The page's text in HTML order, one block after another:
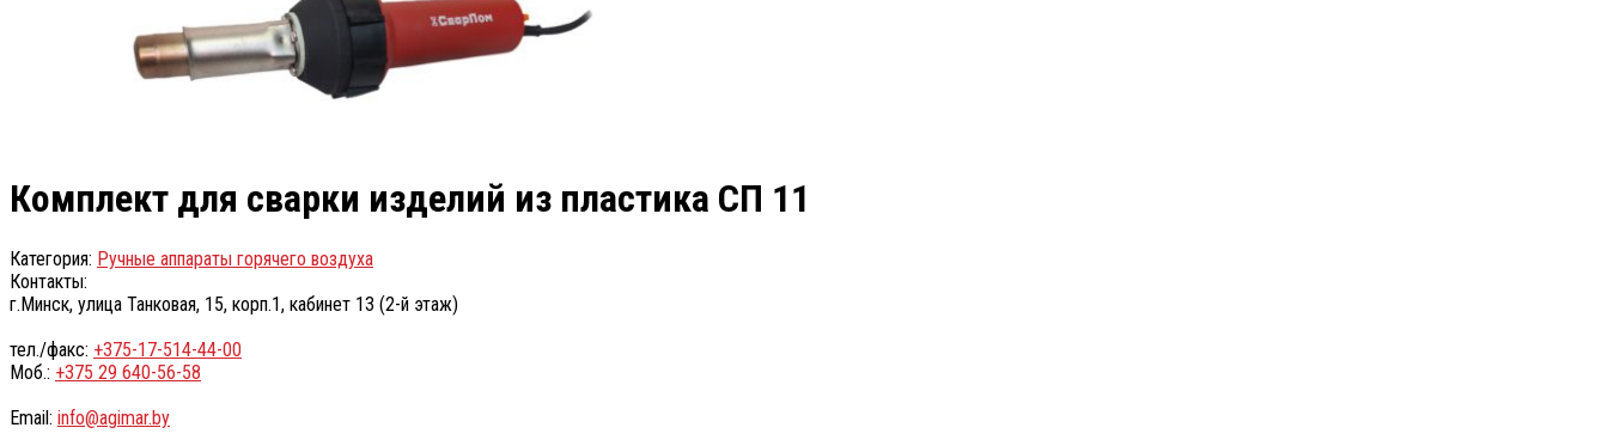
Комплект для сварки изделий из пластика СП 11
Категория: Ручные аппараты горячего воздуха
Контакты:
г.Минск, улица Танковая, 15, корп.1, кабинет 13 (2-й этаж)
тел./факс: +375-17-514-44-00
Моб.: +375 29 640-56-58
Email: info@agimar.by